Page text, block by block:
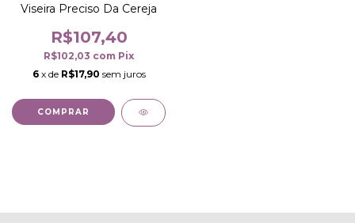
Viseira Preciso Da Cereja
R$107,40
R$102,03 com Pix
6 x de R$17,90 sem juros
COMPRAR